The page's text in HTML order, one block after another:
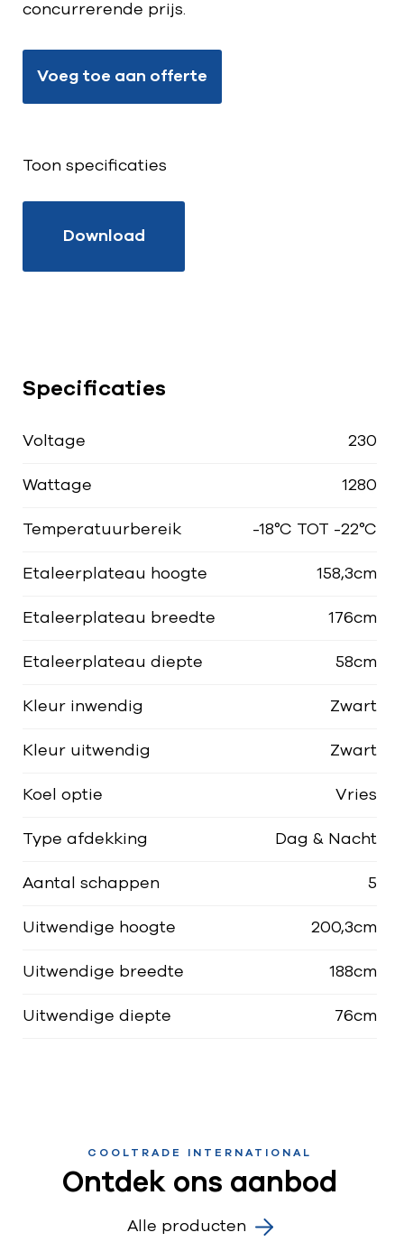
concurrerende prijs.
Voeg toe aan offerte
Toon specificaties
Download
Specificaties
Voltage 230
Wattage 1280
Temperatuurbereik -18°C TOT -22°C
Etaleerplateau hoogte 158,3cm
Etaleerplateau breedte 176cm
Etaleerplateau diepte 58cm
Kleur inwendig Zwart
Kleur uitwendig Zwart
Koel optie Vries
Type afdekking Dag & Nacht
Aantal schappen 5
Uitwendige hoogte 200,3cm
Uitwendige breedte 188cm
Uitwendige diepte 76cm
COOLTRADE INTERNATIONAL
Ontdek ons aanbod
Alle producten